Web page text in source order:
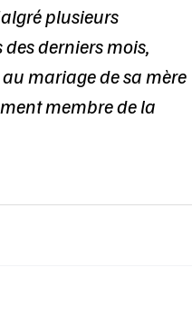
plusieurs
derniers mois,
mariage de sa mère
membre de la